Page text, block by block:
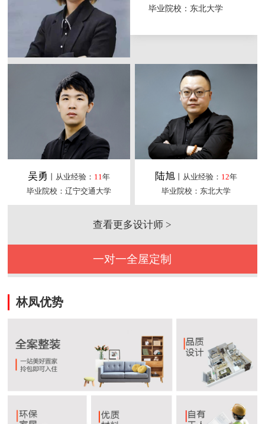
毕业院校：东北大学
吴勇 丨从业经验： 11年
毕业院校：辽宁交通大学
陆旭丨从业经验： 12年
毕业院校：东北大学
查看更多设计师 >
一对一全屋定制
林凤优势